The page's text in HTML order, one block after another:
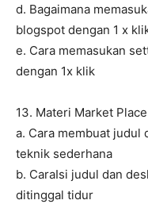
d. Bagaimana
blogspot dengan 1 x
e. Cara memasukan
dengan 1x klik
13. Materi Market
a. Cara membuat judul
teknik sederhana
b. CaraIsi judul dan
ditinggal tidur